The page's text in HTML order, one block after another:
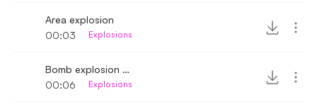
Area explosion
00:03
Explosions
Bomb explosion up-close 3
00:06
Explosions